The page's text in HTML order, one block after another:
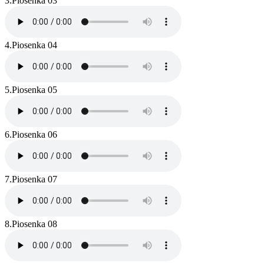
4.Piosenka 04
5.Piosenka 05
6.Piosenka 06
7.Piosenka 07
8.Piosenka 08